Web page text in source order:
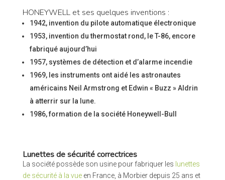
HONEYWELL et ses quelques inventions :
1942, invention du pilote automatique électronique
1953, invention du thermostat rond, le T-86, encore
fabriqué aujourd’hui
1957, systèmes de détection et d’alarme incendie
1969, les instruments ont aidé les astronautes
américains Neil Armstrong et Edwin « Buzz » Aldrin
à atterrir sur la lune.
1986, formation de la société Honeywell-Bull
Lunettes de sécurité correctrices
La société possède son usine pour fabriquer les lunettes
de sécurité à la vueen France, à Morbier depuis 25 ans et